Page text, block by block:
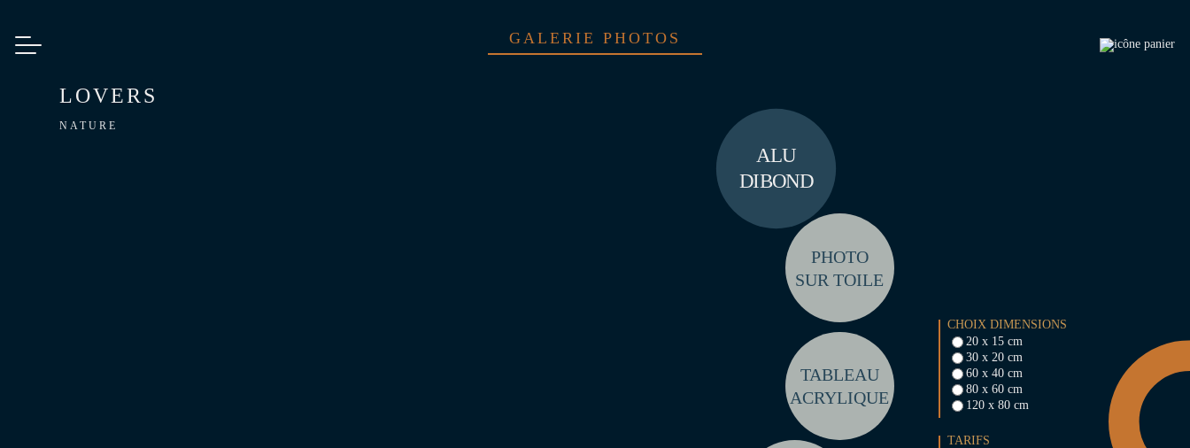
GALERIE PHOTOS
LOVERS
NATURE
ALU
DIBOND
PHOTO
SUR TOILE
TABLEAU
ACRYLIQUE
CHOIX DIMENSIONS
20 x 15 cm
30 x 20 cm
60 x 40 cm
80 x 60 cm
120 x 80 cm
TARIFS